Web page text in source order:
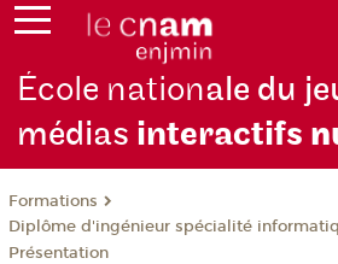
École nationale du
médias interactifs
Formations
Diplôme d'ingénieur spécialité
Présentation